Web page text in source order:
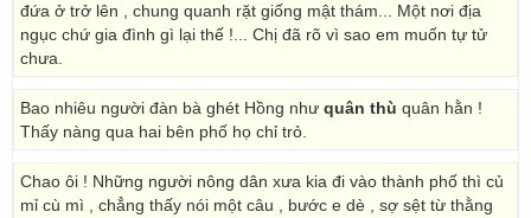
đứa ở trở lên , chung quanh rặt giống mật thám... Một nơi địa
ngục chứ gia đình gì lại thế !... Chị đã rõ vì sao em muốn tự tử
chưa.
Bao nhiêu người đàn bà ghét Hồng như quân thù quân hằn !
Thấy nàng qua hai bên phố họ chỉ trỏ.
Chao ôi ! Những người nông dân xưa kia đi vào thành phố thì củ
mỉ cù mì , chẳng thấy nói một câu , bước e dè , sợ sệt từ thằng